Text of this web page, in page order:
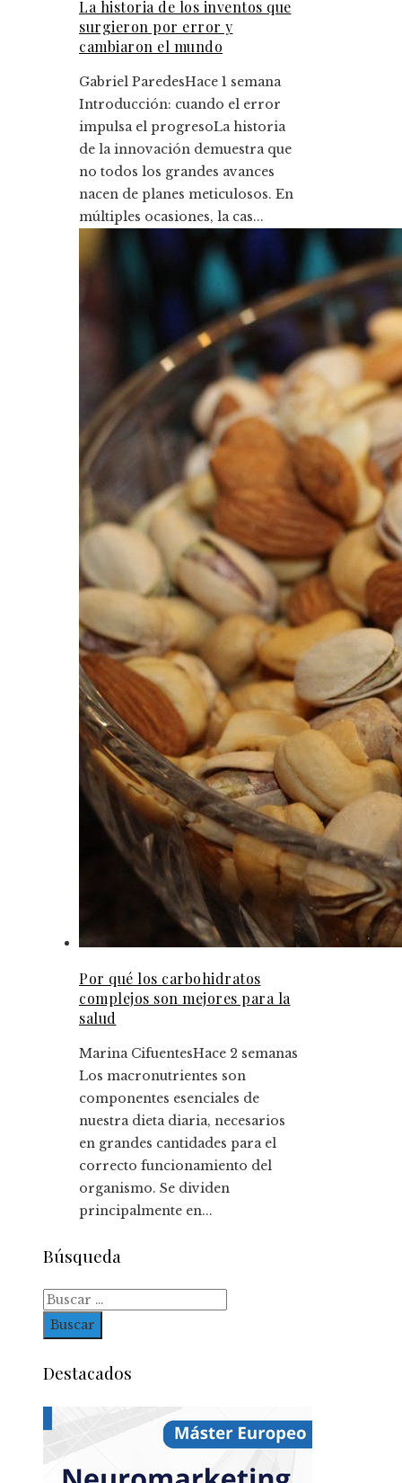
La historia de los inventos que
surgieron por error y
cambiaron el mundo
Gabriel ParedesHace 1 semana
Introducción: cuando el error
impulsa el progresoLa historia
de la innovación demuestra que
no todos los grandes avances
nacen de planes meticulosos. En
múltiples ocasiones, la cas...
Por qué los carbohidratos
complejos son mejores para la
salud
Marina CifuentesHace 2 semanas
Los macronutrientes son
componentes esenciales de
nuestra dieta diaria, necesarios
en grandes cantidades para el
correcto funcionamiento del
organismo. Se dividen
principalmente en...
Búsqueda
Buscar:
Destacados